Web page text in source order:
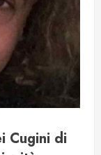
Cugini di